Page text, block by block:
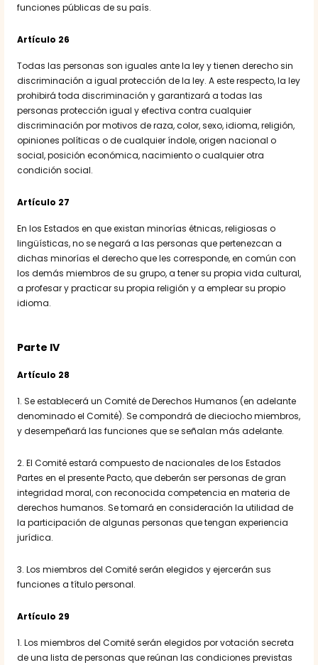
funciones públicas de su país.
Artículo 26
Todas las personas son iguales ante la ley y tienen derecho sin
discriminación a igual protección de la ley. A este respecto, la ley
prohibirá toda discriminación y garantizará a todas las
personas protección igual y efectiva contra cualquier
discriminación por motivos de raza, color, sexo, idioma, religión,
opiniones políticas o de cualquier índole, origen nacional o
social, posición económica, nacimiento o cualquier otra
condición social.
Artículo 27
En los Estados en que existan minorías étnicas, religiosas o
lingüísticas, no se negará a las personas que pertenezcan a
dichas minorías el derecho que les corresponde, en común con
los demás miembros de su grupo, a tener su propia vida cultural,
a profesar y practicar su propia religión y a emplear su propio
idioma.
Parte IV
Artículo 28
1. Se establecerá un Comité de Derechos Humanos (en adelante
denominado el Comité). Se compondrá de dieciocho miembros,
y desempeñará las funciones que se señalan más adelante.
2. El Comité estará compuesto de nacionales de los Estados
Partes en el presente Pacto, que deberán ser personas de gran
integridad moral, con reconocida competencia en materia de
derechos humanos. Se tomará en consideración la utilidad de
la participación de algunas personas que tengan experiencia
jurídica.
3. Los miembros del Comité serán elegidos y ejercerán sus
funciones a título personal.
Artículo 29
1. Los miembros del Comité serán elegidos por votación secreta
de una lista de personas que reúnan las condiciones previstas